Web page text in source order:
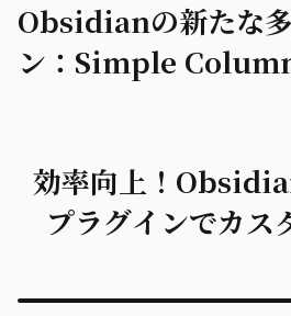
Obsidianの新たな
ン：Simple
効率向上！
プラグインでカス